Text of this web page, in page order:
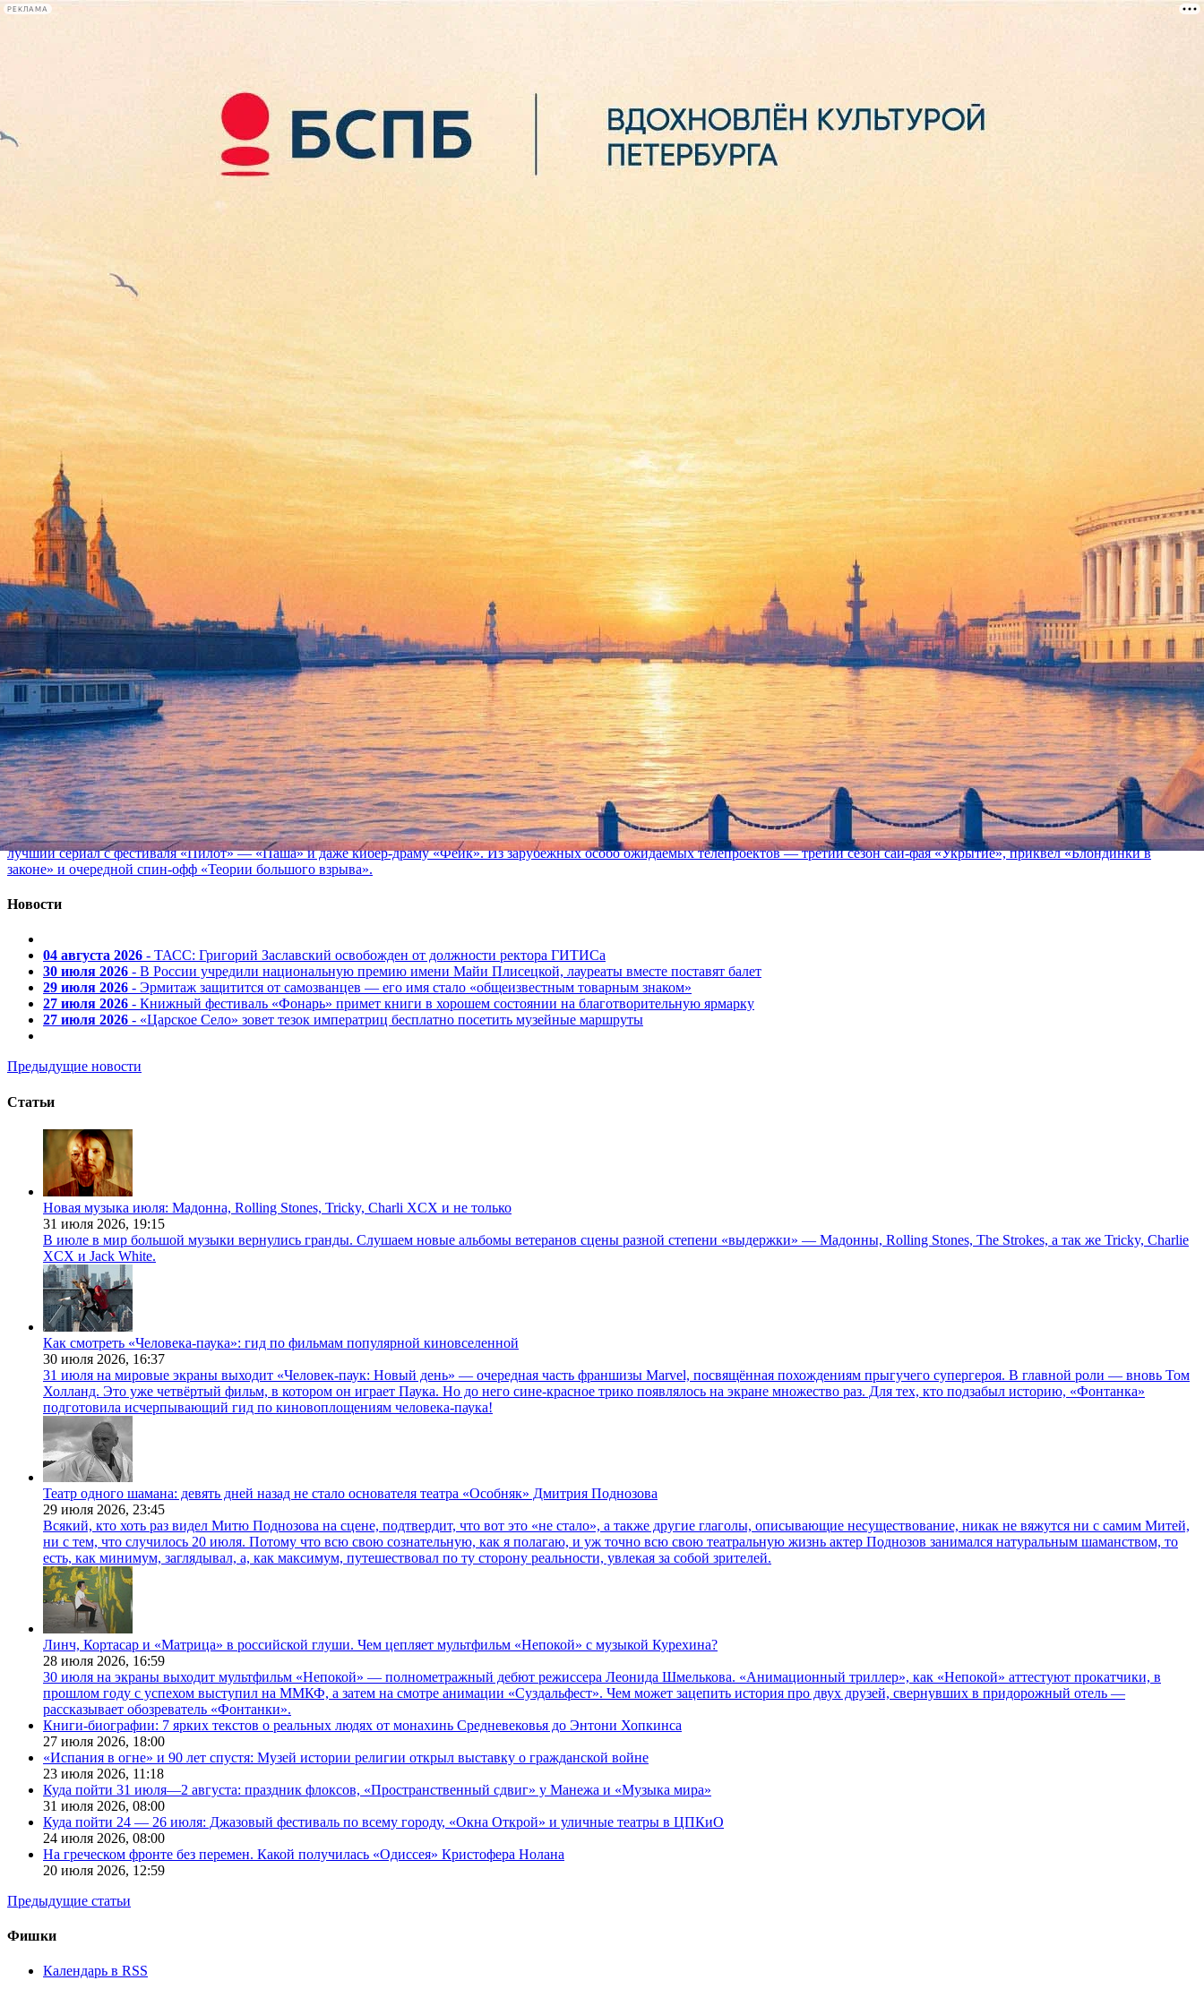
РЕКЛАМА
лекции
книги
28 октября 2025, вторник
«Согдийские художники — непредсказуемые». Реставраторы Эрмитажа показали восстановленные росписи с Великого шелкового пути
Архив предыдущих материалов
15 телесериалов августа — выбор «Фонтанки»: «Коп-звезда», новые «Тед Лессо» и «Джек Ричер», «Одержимость»
02 августа 2026, 18:53
Кто бы мог подумать, что российский стриминг вывалит в середине лета одни из самых ожидаемых телесериалов года: пятый сезон «Мажора», паранормальную комедию «Зовите Витю!»,
лучший сериал с фестиваля «Пилот» — «Паша» и даже кибер-драму «Фейк». Из зарубежных особо ожидаемых телепроектов — третий сезон сай-фая «Укрытие», приквел «Блондинки в
законе» и очередной спин-офф «Теории большого взрыва».
Новости
04 августа 2026 - ТАСС: Григорий Заславский освобожден от должности ректора ГИТИСа
30 июля 2026 - В России учредили национальную премию имени Майи Плисецкой, лауреаты вместе поставят балет
29 июля 2026 - Эрмитаж защитится от самозванцев — его имя стало «общеизвестным товарным знаком»
27 июля 2026 - Книжный фестиваль «Фонарь» примет книги в хорошем состоянии на благотворительную ярмарку
27 июля 2026 - «Царское Село» зовет тезок императриц бесплатно посетить музейные маршруты
Предыдущие новости
Статьи
Новая музыка июля: Мадонна, Rolling Stones, Tricky, Charli XCX и не только
31 июля 2026, 19:15
В июле в мир большой музыки вернулись гранды. Слушаем новые альбомы ветеранов сцены разной степени «выдержки» — Мадонны, Rolling Stones, The Strokes, а так же Tricky, Charlie
XCX и Jack White.
Как смотреть «Человека-паука»: гид по фильмам популярной киновселенной
30 июля 2026, 16:37
31 июля на мировые экраны выходит «Человек-паук: Новый день» — очередная часть франшизы Marvel, посвящённая похождениям прыгучего супергероя. В главной роли — вновь Том
Холланд. Это уже четвёртый фильм, в котором он играет Паука. Но до него сине-красное трико появлялось на экране множество раз. Для тех, кто подзабыл историю, «Фонтанка»
подготовила исчерпывающий гид по киновоплощениям человека-паука!
Театр одного шамана: девять дней назад не стало основателя театра «Особняк» Дмитрия Поднозова
29 июля 2026, 23:45
Всякий, кто хоть раз видел Митю Поднозова на сцене, подтвердит, что вот это «не стало», а также другие глаголы, описывающие несуществование, никак не вяжутся ни с самим Митей,
ни с тем, что случилось 20 июля. Потому что всю свою сознательную, как я полагаю, и уж точно всю свою театральную жизнь актер Поднозов занимался натуральным шаманством, то
есть, как минимум, заглядывал, а, как максимум, путешествовал по ту сторону реальности, увлекая за собой зрителей.
Линч, Кортасар и «Матрица» в российской глуши. Чем цепляет мультфильм «Непокой» с музыкой Курехина?
28 июля 2026, 16:59
30 июля на экраны выходит мультфильм «Непокой» — полнометражный дебют режиссера Леонида Шмелькова. «Анимационный триллер», как «Непокой» аттестуют прокатчики, в
прошлом году с успехом выступил на ММКФ, а затем на смотре анимации «Суздальфест». Чем может зацепить история про двух друзей, свернувших в придорожный отель —
рассказывает обозреватель «Фонтанки».
Книги-биографии: 7 ярких текстов о реальных людях от монахинь Средневековья до Энтони Хопкинса
27 июля 2026, 18:00
«Испания в огне» и 90 лет спустя: Музей истории религии открыл выставку о гражданской войне
23 июля 2026, 11:18
Куда пойти 31 июля—2 августа: праздник флоксов, «Пространственный сдвиг» у Манежа и «Музыка мира»
31 июля 2026, 08:00
Куда пойти 24 — 26 июля: Джазовый фестиваль по всему городу, «Окна Открой» и уличные театры в ЦПКиО
24 июля 2026, 08:00
На греческом фронте без перемен. Какой получилась «Одиссея» Кристофера Нолана
20 июля 2026, 12:59
Предыдущие статьи
Фишки
Календарь в RSS